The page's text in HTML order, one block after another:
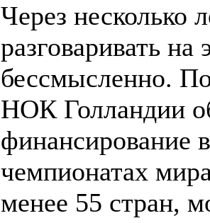
которым играет
быть, они что-то
С другой
высокомерие и
отношению к
обеспечение